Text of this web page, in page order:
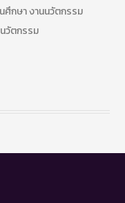
ศึกษา งานนวัตกรรม
วัตกรรม